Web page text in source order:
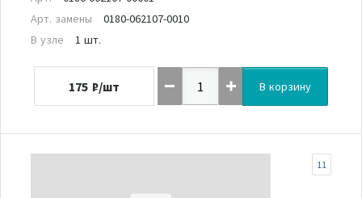
Арт. замены
0180-062107-0010
В узле
1 шт.
175 ₽/шт В корзину
11